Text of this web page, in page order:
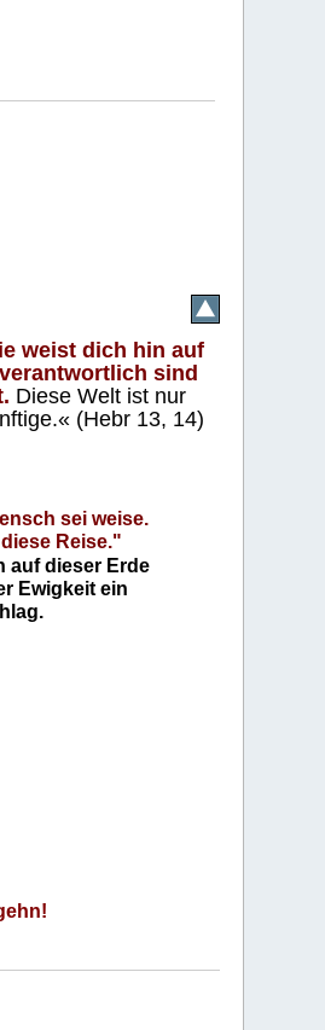
weist dich hin auf
sind
Diese Welt ist nur
(Hebr 13, 14)
sei weise.
Reise."
auf dieser Erde
Ewigkeit ein